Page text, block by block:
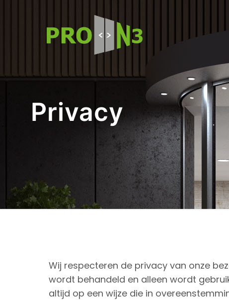
Privacy
Wij respecteren de privacy van onze
wordt behandeld en alleen wordt
altijd op een wijze die in